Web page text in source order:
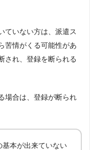
ていない方は、派遣ス
苦情がくる可能性があ
され、登録を断られる
場合は、登録が断られ
基本が出来ていない